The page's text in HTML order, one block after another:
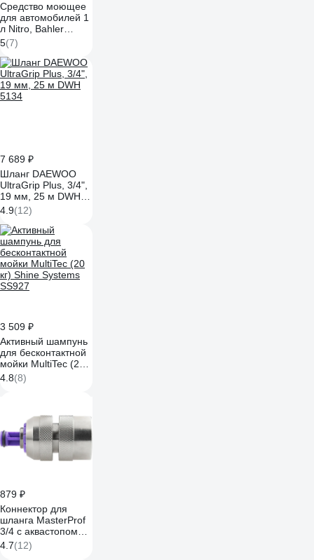
Средство моющее
для автомобилей 1
л Nitro, Bahler
WaschAktive FS-108
FS-108-01
5(7)
7 689 ₽
Шланг DAEWOO
UltraGrip Plus, 3/4",
19 мм, 25 м DWH
5134
4.9(12)
3 509 ₽
Активный шампунь
для бесконтактной
мойки MultiTec (20
кг) Shine Systems
SS927
4.8(8)
879 ₽
Коннектор для
шланга MasterProf
3/4 с аквастопом
соединитель латунь
ДС.070679.ИМ
4.7(12)